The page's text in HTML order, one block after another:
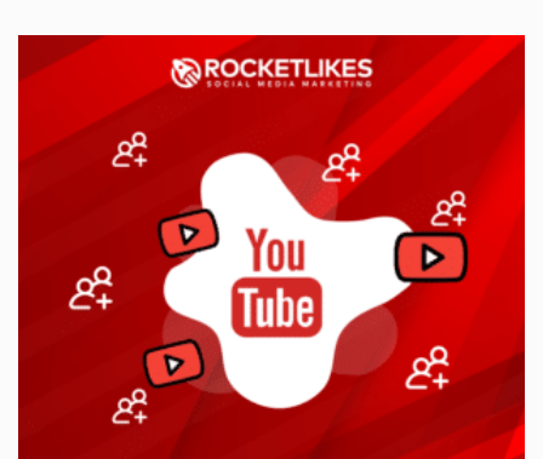
initial
était :
75,99€.
actuel
est :
29,50€.